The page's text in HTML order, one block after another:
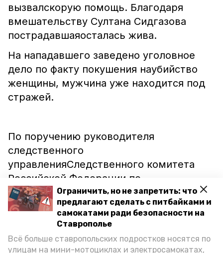
Ограничить, но не запретить: что
предлагают сделать с питбайками и
самокатами ради безопасности на
Ставрополье
Всё больше ставропольских подростков носятся по
улицам на мини-мотоциклах и электросамокатах,
вызвалскорую помощь. Благодаря
вмешательству Султана Сидгазова
пострадавшаяосталась жива.
На нападавшего заведено уголовное
дело по факту покушения наубийство
женщины, мужчина уже находится под
стражей.
По поручению руководителя
следственного
управленияСледственного комитета
Российской Федерации по
Ставропольскому краю ИгоряИванова
Султану Сидгазову вручили
благодарственное письмо
запроявленное мужество и
неравнодушие. Однако сам спаситель